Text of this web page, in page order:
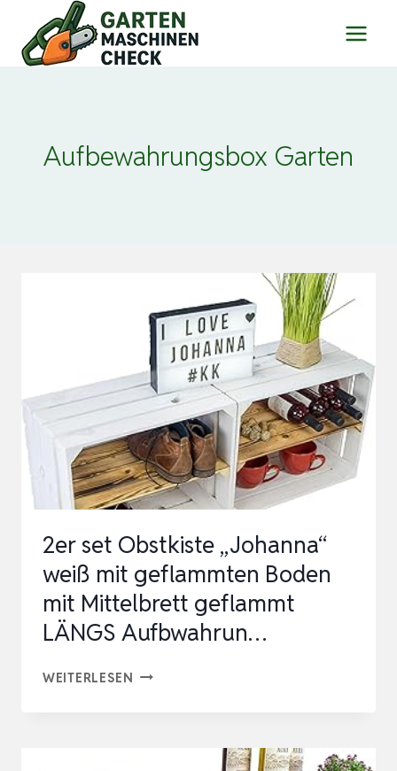
Inhalt
springen
Aufbewahrungsbox Garten
2er set Obstkiste „Johanna“
weiß mit geflammten Boden
mit Mittelbrett geflammt
LÄNGS Aufbwahrun…
WEITERLESEN 2ER